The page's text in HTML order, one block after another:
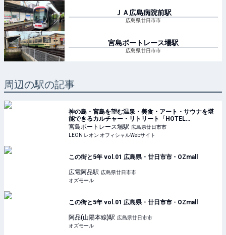
ＪＡ広島病院前駅
広島県廿日市市
宮島ボートレース場駅
広島県廿日市市
周辺の駅の記事
神の島・宮島を望む温泉・美食・アート・サウナを堪
能できるカルチャー・リトリート「HOTEL
FORK&KNIFE」が誕生！ | 旅行 | LEON レオン オフィ
シャルWebサイト
宮島ボートレース場駅 広島県廿日市市
LEON レオン オフィシャルWebサイト
この街と5年 vol.01 広島県・廿日市市 - OZmall
広電阿品駅 広島県廿日市市
オズモール
この街と5年 vol.01 広島県・廿日市市 - OZmall
阿品(山陽本線)駅 広島県廿日市市
オズモール